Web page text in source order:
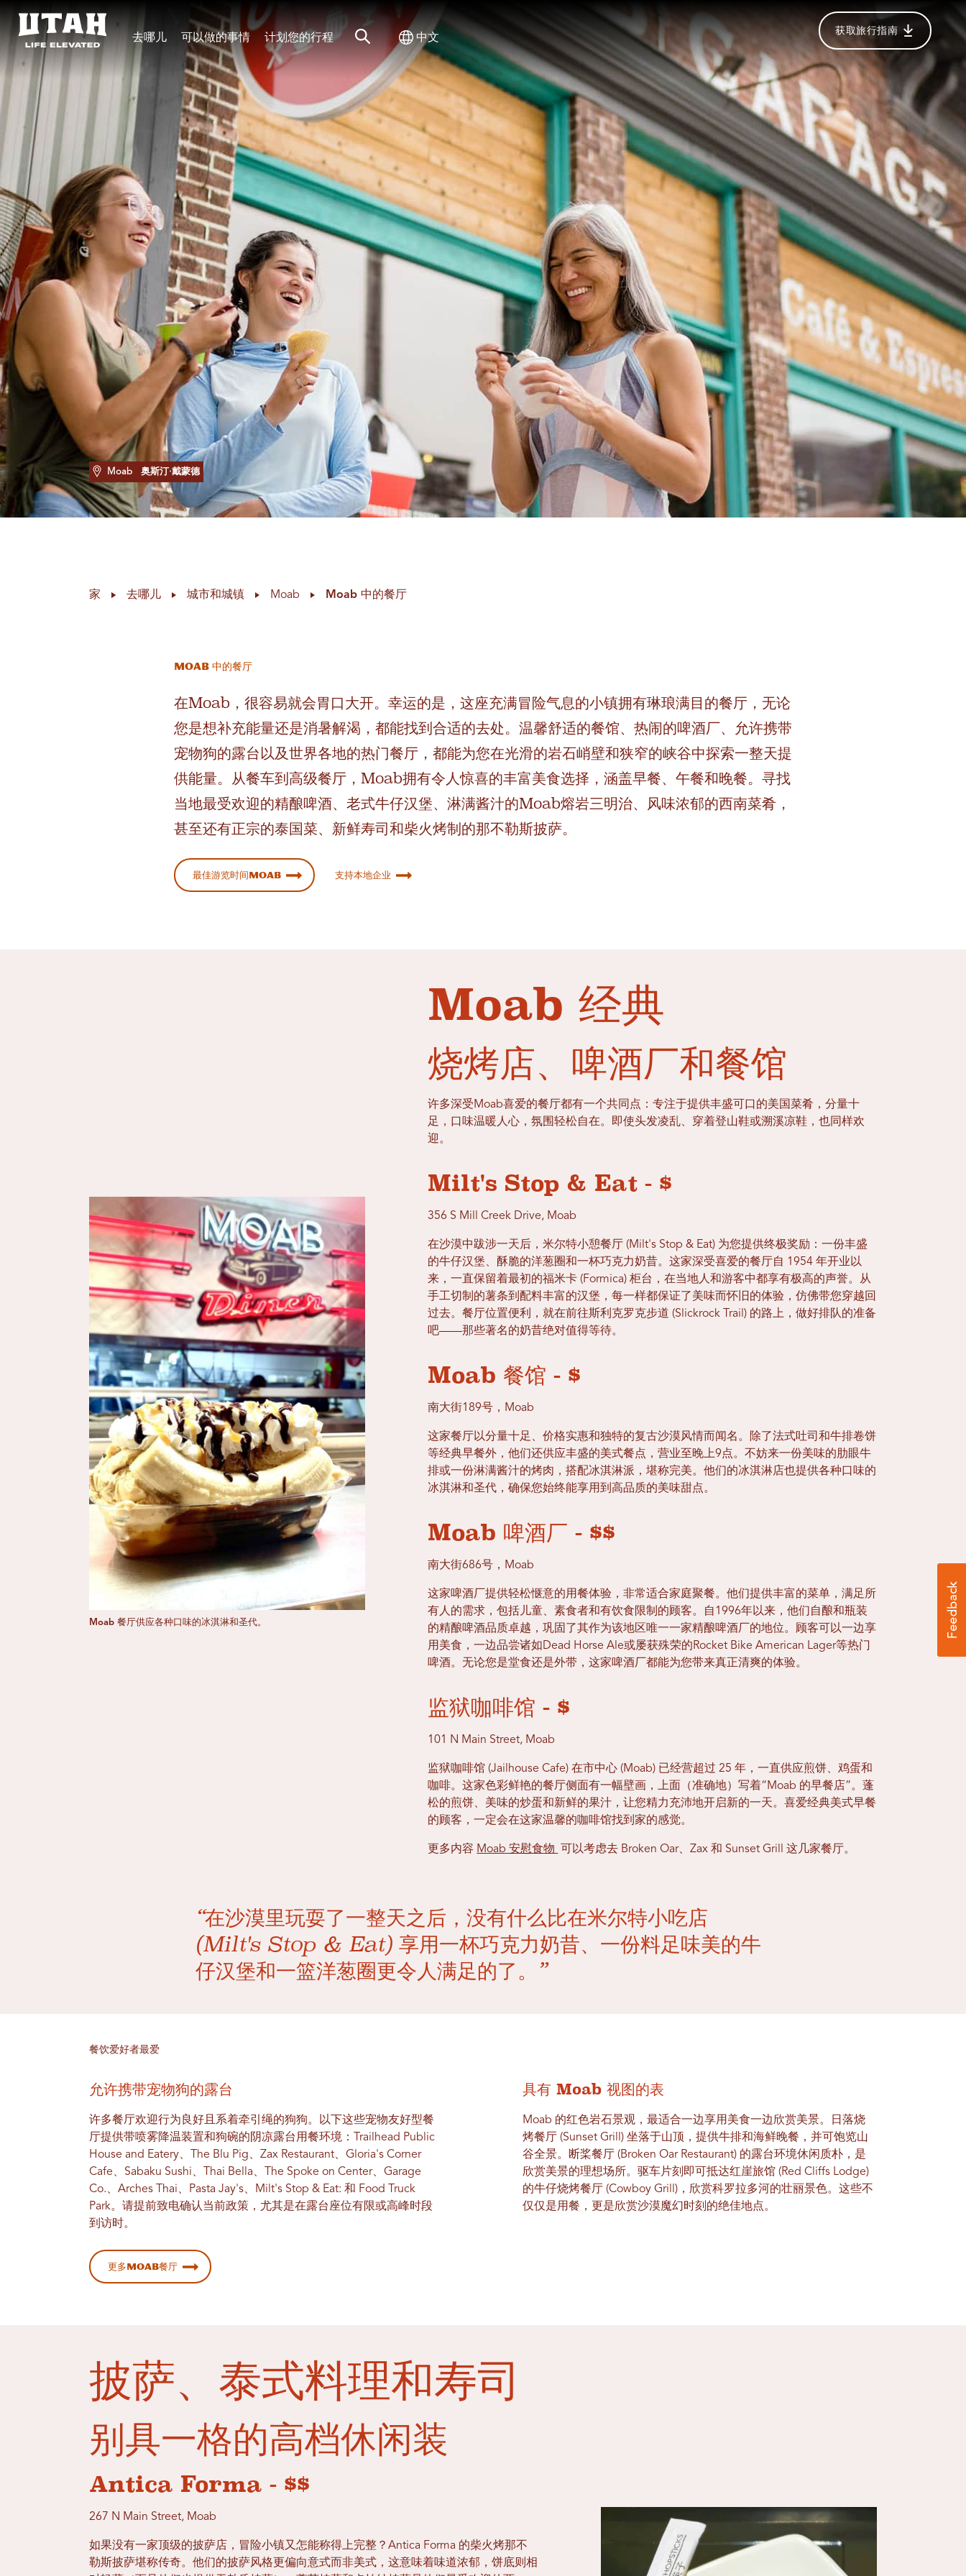
Skip to content
去哪儿 可以做的事情 计划您的行程 网站搜索切换国际
中文 获取旅行指南
Moab 奥斯汀·戴蒙德
家 去哪儿 城市和城镇 Moab Moab 中的餐厅
Moab 中的餐厅
在Moab，很容易就会胃口大开。幸运的是，这座充满冒险气息的小镇拥有琳琅满目的餐厅，无论
您是想补充能量还是消暑解渴，都能找到合适的去处。温馨舒适的餐馆、热闹的啤酒厂、允许携带
宠物狗的露台以及世界各地的热门餐厅，都能为您在光滑的岩石峭壁和狭窄的峡谷中探索一整天提
供能量。从餐车到高级餐厅，Moab拥有令人惊喜的丰富美食选择，涵盖早餐、午餐和晚餐。寻找
当地最受欢迎的精酿啤酒、老式牛仔汉堡、淋满酱汁的Moab熔岩三明治、风味浓郁的西南菜肴，
甚至还有正宗的泰国菜、新鲜寿司和柴火烤制的那不勒斯披萨。
最佳游览时间Moab 支持本地企业
Moab 餐厅供应各种口味的冰淇淋和圣代。
Moab 经典
烧烤店、啤酒厂和餐馆
许多深受Moab喜爱的餐厅都有一个共同点：专注于提供丰盛可口的美国菜肴，分量十
足，口味温暖人心，氛围轻松自在。即使头发凌乱、穿着登山鞋或溯溪凉鞋，也同样欢
迎。
Milt's Stop & Eat - $
356 S Mill Creek Drive, Moab
在沙漠中跋涉一天后，米尔特小憩餐厅 (Milt's Stop & Eat) 为您提供终极奖励：一份丰盛
的牛仔汉堡、酥脆的洋葱圈和一杯巧克力奶昔。这家深受喜爱的餐厅自 1954 年开业以
来，一直保留着最初的福米卡 (Formica) 柜台，在当地人和游客中都享有极高的声誉。从
手工切制的薯条到配料丰富的汉堡，每一样都保证了美味而怀旧的体验，仿佛带您穿越回
过去。餐厅位置便利，就在前往斯利克罗克步道 (Slickrock Trail) 的路上，做好排队的准备
吧——那些著名的奶昔绝对值得等待。
Moab 餐馆 - $
南大街189号，Moab
这家餐厅以分量十足、价格实惠和独特的复古沙漠风情而闻名。除了法式吐司和牛排卷饼
等经典早餐外，他们还供应丰盛的美式餐点，营业至晚上9点。不妨来一份美味的肋眼牛
排或一份淋满酱汁的烤肉，搭配冰淇淋派，堪称完美。他们的冰淇淋店也提供各种口味的
冰淇淋和圣代，确保您始终能享用到高品质的美味甜点。
Moab 啤酒厂 - $$
南大街686号，Moab
这家啤酒厂提供轻松惬意的用餐体验，非常适合家庭聚餐。他们提供丰富的菜单，满足所
有人的需求，包括儿童、素食者和有饮食限制的顾客。自1996年以来，他们自酿和瓶装
的精酿啤酒品质卓越，巩固了其作为该地区唯一一家精酿啤酒厂的地位。顾客可以一边享
用美食，一边品尝诸如Dead Horse Ale或屡获殊荣的Rocket Bike American Lager等热门
啤酒。无论您是堂食还是外带，这家啤酒厂都能为您带来真正清爽的体验。
监狱咖啡馆 - $
101 N Main Street, Moab
监狱咖啡馆 (Jailhouse Cafe) 在市中心 (Moab) 已经营超过 25 年，一直供应煎饼、鸡蛋和
咖啡。这家色彩鲜艳的餐厅侧面有一幅壁画，上面（准确地）写着“Moab 的早餐店”。蓬
松的煎饼、美味的炒蛋和新鲜的果汁，让您精力充沛地开启新的一天。喜爱经典美式早餐
的顾客，一定会在这家温馨的咖啡馆找到家的感觉。
更多内容 Moab 安慰食物 可以考虑去 Broken Oar、Zax 和 Sunset Grill 这几家餐厅。
“在沙漠里玩耍了一整天之后，没有什么比在米尔特小吃店
(Milt's Stop & Eat) 享用一杯巧克力奶昔、一份料足味美的牛
仔汉堡和一篮洋葱圈更令人满足的了。”
餐饮爱好者最爱
允许携带宠物狗的露台
许多餐厅欢迎行为良好且系着牵引绳的狗狗。以下这些宠物友好型餐
厅提供带喷雾降温装置和狗碗的阴凉露台用餐环境：Trailhead Public
House and Eatery、The Blu Pig、Zax Restaurant、Gloria's Corner
Cafe、Sabaku Sushi、Thai Bella、The Spoke on Center、Garage
Co.、Arches Thai、Pasta Jay's、Milt's Stop & Eat: 和 Food Truck
Park。请提前致电确认当前政策，尤其是在露台座位有限或高峰时段
到访时。
更多Moab餐厅
具有 Moab 视图的表
Moab 的红色岩石景观，最适合一边享用美食一边欣赏美景。日落烧
烤餐厅 (Sunset Grill) 坐落于山顶，提供牛排和海鲜晚餐，并可饱览山
谷全景。断桨餐厅 (Broken Oar Restaurant) 的露台环境休闲质朴，是
欣赏美景的理想场所。驱车片刻即可抵达红崖旅馆 (Red Cliffs Lodge)
的牛仔烧烤餐厅 (Cowboy Grill)，欣赏科罗拉多河的壮丽景色。这些不
仅仅是用餐，更是欣赏沙漠魔幻时刻的绝佳地点。
披萨、泰式料理和寿司
别具一格的高档休闲装
Antica Forma - $$
267 N Main Street, Moab
如果没有一家顶级的披萨店，冒险小镇又怎能称得上完整？Antica Forma 的柴火烤那不
勒斯披萨堪称传奇。他们的披萨风格更偏向意式而非美式，这意味着味道浓郁，饼底则相